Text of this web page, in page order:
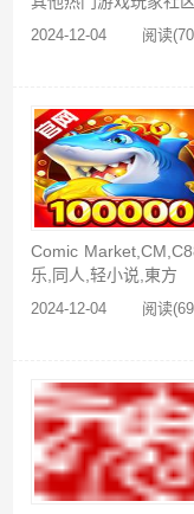
2024-12-04 阅读
Comic
乐,同人,轻小说,東方
2024-12-04 阅读